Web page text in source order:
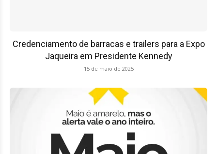
Credenciamento de barracas e trailers para a Expo
Jaqueira em Presidente Kennedy
15 de maio de 2025